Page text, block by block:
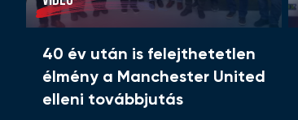
40 év után is felejthetetlen
élmény a Manchester United
elleni továbbjutás